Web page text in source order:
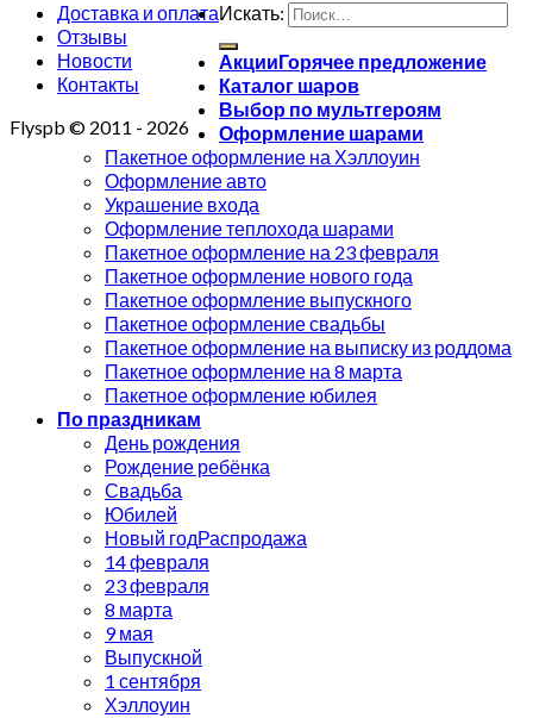
Доставка и оплата
Отзывы
Новости
Контакты
Flyspb © 2011 - 2026
Искать:
Акции
Каталог шаров
Выбор по мультгероям
Оформление шарами
Пакетное оформление на Хэллоуин
Оформление авто
Украшение входа
Оформление теплохода шарами
Пакетное оформление на 23 февраля
Пакетное оформление нового года
Пакетное оформление выпускного
Пакетное оформление свадьбы
Пакетное оформление на выписку из роддома
Пакетное оформление на 8 марта
Пакетное оформление юбилея
По праздникам
День рождения
Рождение ребёнка
Свадьба
Юбилей
Новый год
14 февраля
23 февраля
8 марта
9 мая
Выпускной
1 сентября
Хэллоуин